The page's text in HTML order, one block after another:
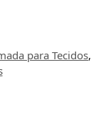
para Tecidos,